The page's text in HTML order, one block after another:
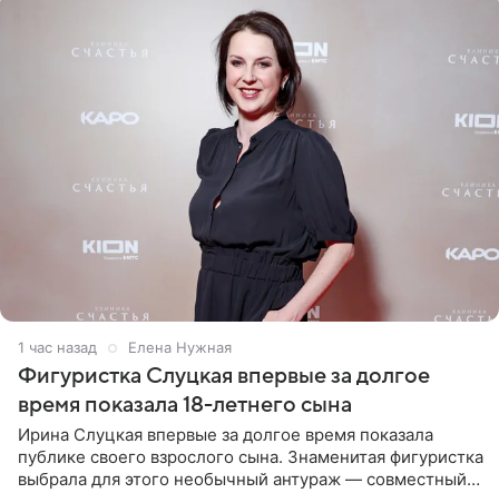
1 час назад Елена Нужная
Фигуристка Слуцкая впервые за долгое
время показала 18-летнего сына
Ирина Слуцкая впервые за долгое время показала
публике своего взрослого сына. Знаменитая фигуристка
выбрала для этого необычный антураж — совместный